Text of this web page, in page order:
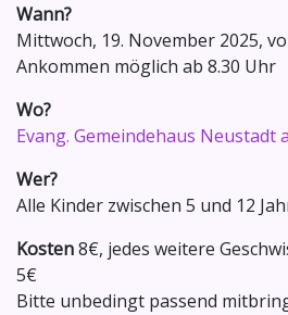
Wann?
Mittwoch, 19. November 2025,
Ankommen möglich ab 8.30 Uhr
Wo?
Evang. Gemeindehaus Neustadt
Wer?
Alle Kinder zwischen 5 und 12
Kosten8€, jedes weitere
5€
Bitte unbedingt passend